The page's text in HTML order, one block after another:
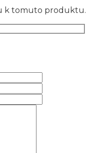
k tomuto produktu.